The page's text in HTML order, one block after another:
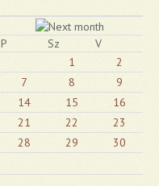
P Sz
V
1
2
7 8
9
14 15
16
21 22
23
28 29
30